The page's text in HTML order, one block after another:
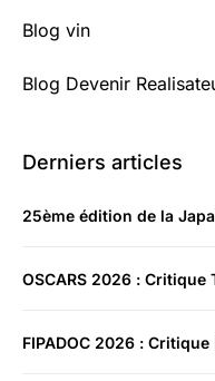
Blog vin
Blog Devenir
Derniers articles
25ème édition de la
OSCARS 2026 :
FIPADOC 2026 :